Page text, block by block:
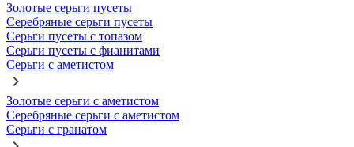
Золотые серьги пусеты
Серебряные серьги пусеты
Серьги пусеты с топазом
Серьги пусеты с фианитами
Серьги с аметистом
Золотые серьги с аметистом
Серебряные серьги с аметистом
Серьги с гранатом